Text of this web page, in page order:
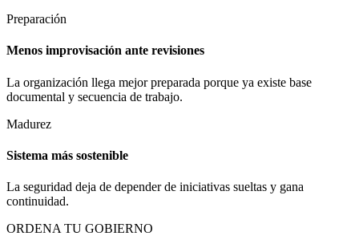
Preparación
Menos improvisación ante revisiones
La organización llega mejor preparada porque ya existe base
documental y secuencia de trabajo.
Madurez
Sistema más sostenible
La seguridad deja de depender de iniciativas sueltas y gana
continuidad.
ORDENA TU GOBIERNO